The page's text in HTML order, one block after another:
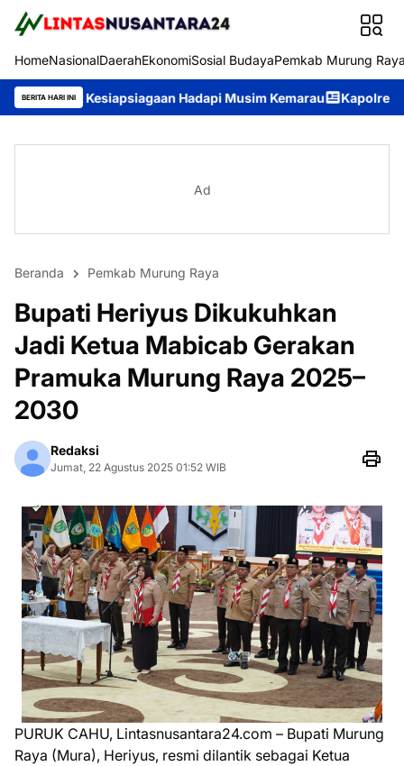
HomeNasionalDaerahEkonomiSosial BudayaPemkab Murung
BERITA HARI INIHadapi Musim Kemarau Kapolres Murung Raya
Ad
Beranda Pemkab Murung Raya
Bupati Heriyus Dikukuhkan
Jadi Ketua Mabicab Gerakan
Pramuka Murung Raya 2025–
2030
Redaksi
Jumat, 22 Agustus 2025 01:52 WIB
PURUK CAHU, Lintasnusantara24.com – Bupati Murung
Raya (Mura), Heriyus, resmi dilantik sebagai Ketua